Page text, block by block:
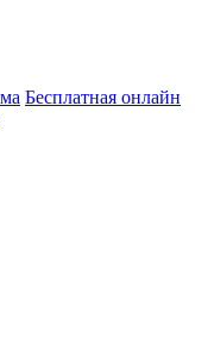
Бесплатная онлайн